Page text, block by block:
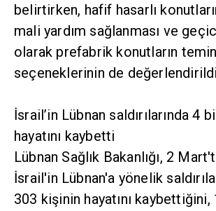
belirtirken, hafif hasarlı
mali yardım sağlanması ve
olarak prefabrik konutların
seçeneklerinin de
İsrail’in Lübnan saldırılarında 4
hayatını kaybetti
Lübnan Sağlık Bakanlığı, 2
İsrail'in Lübnan'a yönelik
303 kişinin hayatını